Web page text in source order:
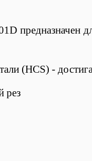
(HCS) -
рез